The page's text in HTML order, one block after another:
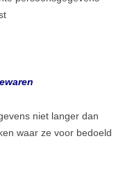
niet langer dan
waar ze voor bedoeld